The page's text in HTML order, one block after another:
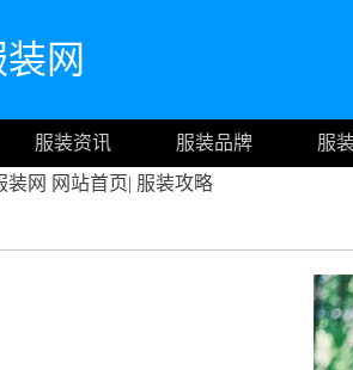
网
服装资讯 服装品牌 服
装网 网站首页| 服装攻略